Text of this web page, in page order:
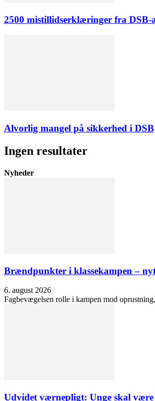
2500 mistillidserklæringer fra DSB-
Alvorlig mangel på sikkerhed i DSB
Ingen resultater
Nyheder
Brændpunkter i klassekampen –
6. august 2026
Fagbevægelsen rolle i kampen mod
Udvidet værnepligt: Unge skal